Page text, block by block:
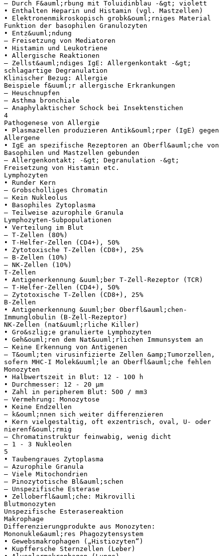
– Durch F&auml;rbung mit Toluidinblau -&gt; violett
• Enthalten Heparin und Histamin (vgl. Mastzellen)
• Elektronenmikroskopisch grobk&ouml;rniges Material
Funktion der basophilen Granulozyten
• Entz&uuml;ndung
– Freisetzung von Mediatoren
• Histamin und Leukotriene
• Allergische Reaktionen
– Zellst&auml;ndiges IgE: Allergenkontakt -&gt;
schlagartige Degranulation
Klinischer Bezug: Allergie
Beispiele f&uuml;r allergische Erkrankungen
– Heuschnupfen
– Asthma bronchiale
– Anaphylaktischer Schock bei Insektenstichen
4
Pathogenese von Allergie
• Plasmazellen produzieren Antik&ouml;rper (IgE) gegen
Allergene
• IgE an spezifische Rezeptoren an Oberfl&auml;che von
Basophilen und Mastzellen gebunden
– Allergenkontakt; -&gt; Degranulation -&gt;
Freisetzung von Histamin etc.
Lymphozyten
• Runder Kern
– Grobscholliges Chromatin
– Kein Nukleolus
• Basophiles Zytoplasma
– Teilweise azurophile Granula
Lymphozyten-Subpopulationen
• Verteilung im Blut
– T-Zellen (80%)
• T-Helfer-Zellen (CD4+), 50%
• Zytotoxische T-Zellen (CD8+), 25%
– B-Zellen (10%)
– NK-Zellen (10%)
T-Zellen
• Antigenerkennung &uuml;ber T-Zell-Rezeptor (TCR)
– T-Helfer-Zellen (CD4+), 50%
– Zytotoxische T-Zellen (CD8+), 25%
B-Zellen
• Antigenerkennung &uuml;ber Oberfl&auml;chen-
Immunglobulin (B-Zell-Rezeptor)
NK-Zellen (nat&uuml;rliche Killer)
• Gro&szlig;e granulierte Lymphozyten
• Geh&ouml;ren dem Nat&uuml;rlichen Immunsystem an
– Keine Erkennung von Antigenen
– T&ouml;ten virusinfizierte Zellen &amp;Tumorzellen,
sofern MHC-I Molek&uuml;le an Oberfl&auml;che fehlen
Monozyten
• Halbwertszeit in Blut: 12 - 100 h
• Durchmesser: 12 - 20 μm
• Zahl in peripherem Blut: 500 / mm3
– Vermehrung: Monozytose
• Keine Endzellen
– k&ouml;nnen sich weiter differenzieren
• Kern vielgestaltig, oft exzentrisch, oval, U- oder
nierenf&ouml;rmig
– Chromatinstruktur feinwabig, wenig dicht
– 1 - 3 Nukleolen
5
• Taubengraues Zytoplasma
– Azurophile Granula
– Viele Mitochondrien
– Pinozytotische Bl&auml;schen
– Unspezifische Esterase
• Zelloberfl&auml;che: Mikrovilli
Blutmonozyten
Unspezifische Esterasereaktion
Makrophage
Differenzierungprodukte aus Monozyten:
Mononukle&auml;res Phagozytensystem
• Gewebsmakrophagen („Histiozyten“)
• Kupffersche Sternzellen (Leber)